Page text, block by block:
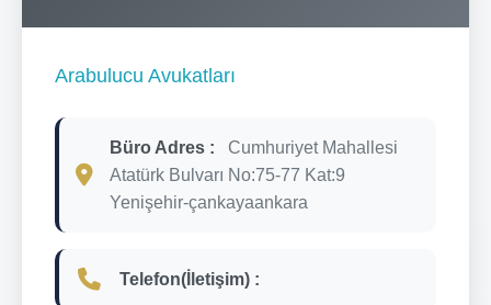
Arabulucu Avukatları
Büro Adres :
Cumhuriyet Mahallesi
Atatürk Bulvarı No:75-77 Kat:9
Yenişehir-çankayaankara
Telefon(İletişim) :